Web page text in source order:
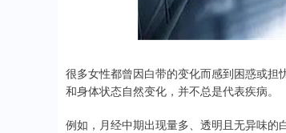
很多女性都曾因白带的变化而感到困惑或
和身体状态自然变化，并不总是代表疾病。
例如，月经中期出现量多、透明且无异味
上证指数 3940.04